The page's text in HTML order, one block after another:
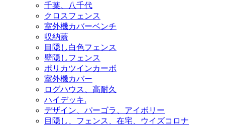
千葉、八千代
クロスフェンス
室外機カバーベンチ
収納蓋
目隠し白色フェンス
壁隠しフェンス
ポリカツインカーボ
室外機カバー
ログハウス、高耐久
ハイデッキ.
デザイン、パーゴラ、アイボリー
目隠し、フェンス、在宅、ウイズコロナ